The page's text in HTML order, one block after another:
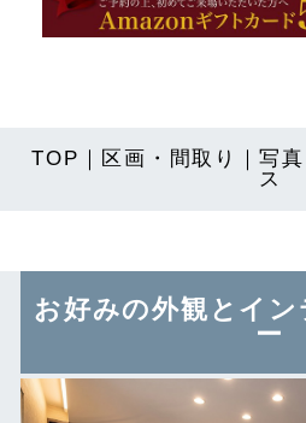
TOP ｜ 区画・間取り ｜写真
ス
お好みの外観とイ
ー